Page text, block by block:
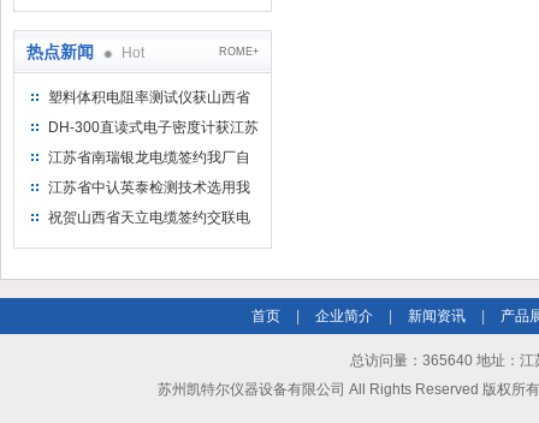
热点新闻 Hot ROME+
塑料体积电阻率测试仪获山西省
水利机械厂选用
DH-300直读式电子密度计获江苏
省苏州市安信塑业选用
江苏省南瑞银龙电缆签约我厂自
然换气老化箱等电缆检测设备
江苏省中认英泰检测技术选用我
厂自然换气老化试验箱
祝贺山西省天立电缆签约交联电
首页 企业简介 新闻资讯 产品
总访问量：365640 地址：
苏州凯特尔仪器设备有限公司 All Rights Reserved 版权所